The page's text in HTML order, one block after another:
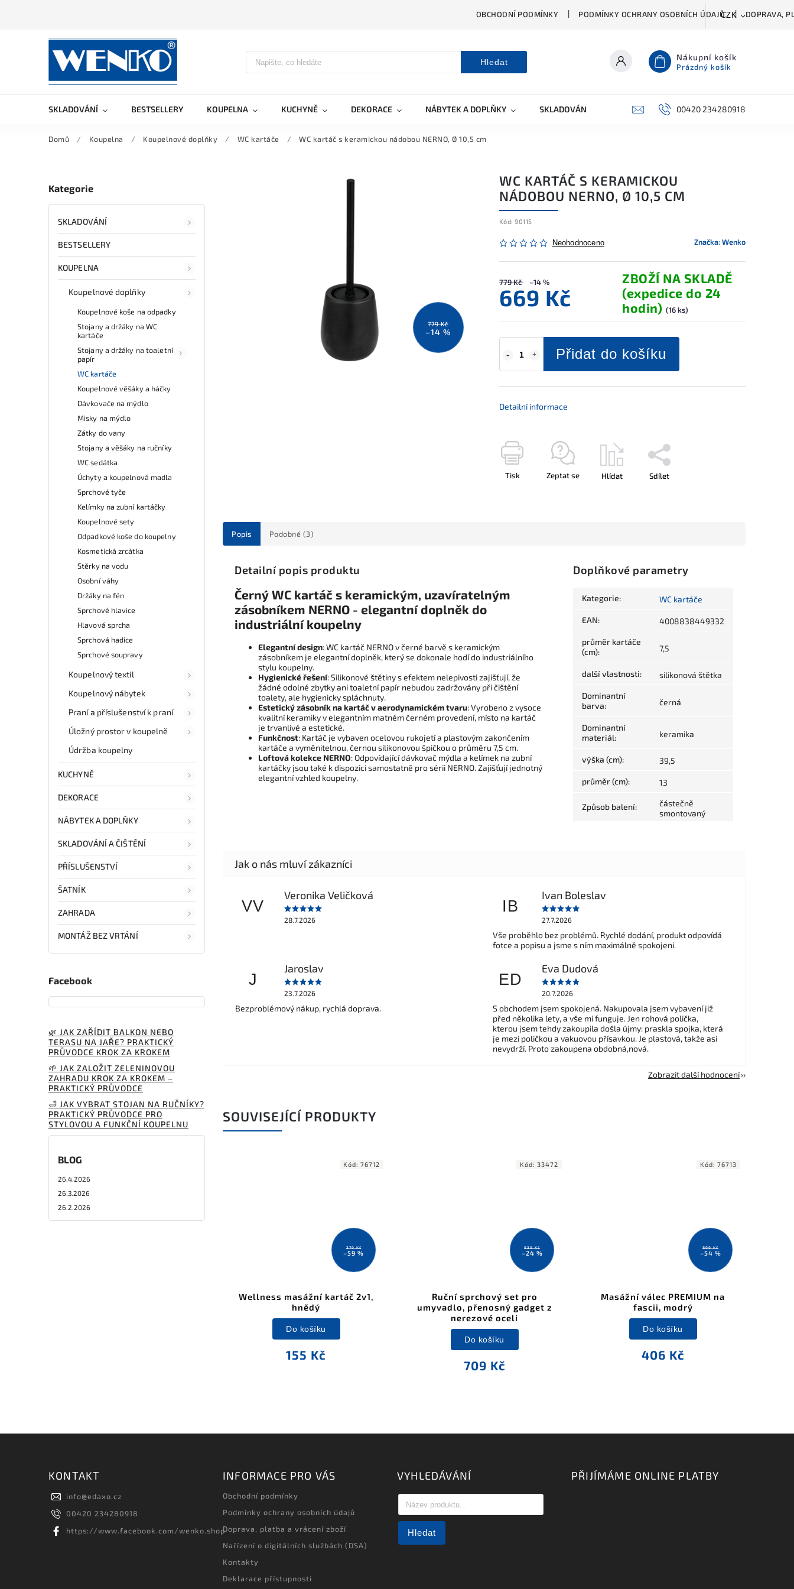
OBCHODNÍ PODMÍNKY PODMÍNKY OCHRANY OSOBNÍCH ÚDAJŮ DOPRAVA,
CZK
Hledat Nákupní košík
Prázdný košík
SKLADOVÁNÍ BESTSELLERY KOUPELNA KUCHYNĚ DEKORACE NÁBYTEK A DOPLŇKY SKLADOVÁNÍ A ČIŠTĚNÍ PŘÍSLUŠENSTVÍ
00420 234280918
Domů / Koupelna / Koupelnové doplňky / WC kartáče / WC kartáč s keramickou nádobou NERNO, Ø 10,5 cm
Kategorie
SKLADOVÁNÍ
BESTSELLERY
KOUPELNA
Koupelnové doplňky
Koupelnové koše na odpadky
Stojany a držáky na WC
kartáče
Stojany a držáky na toaletní
papír
WC kartáče
Koupelnové věšáky a háčky
Dávkovače na mýdlo
Misky na mýdlo
Zátky do vany
Stojany a věšáky na ručníky
WC sedátka
Úchyty a koupelnová madla
Sprchové tyče
Kelímky na zubní kartáčky
Koupelnové sety
Odpadkové koše do koupelny
Kosmetická zrcátka
Stěrky na vodu
Osobní váhy
Držáky na fén
Sprchové hlavice
Hlavová sprcha
Sprchová hadice
Sprchové soupravy
Koupelnový textil
Koupelnový nábytek
Praní a příslušenství k praní
Úložný prostor v koupelně
Údržba koupelny
KUCHYNĚ
DEKORACE
NÁBYTEK A DOPLŇKY
SKLADOVÁNÍ A ČIŠTĚNÍ
PŘÍSLUŠENSTVÍ
ŠATNÍK
ZAHRADA
MONTÁŽ BEZ VRTÁNÍ
Facebook
🌿 JAK ZAŘÍDIT BALKON NEBO
TERASU NA JAŘE? PRAKTICKÝ
PRŮVODCE KROK ZA KROKEM
🌱 JAK ZALOŽIT ZELENINOVOU
ZAHRADU KROK ZA KROKEM –
PRAKTICKÝ PRŮVODCE
🛁 JAK VYBRAT STOJAN NA RUČNÍKY?
PRAKTICKÝ PRŮVODCE PRO
STYLOVOU A FUNKČNÍ KOUPELNU
BLOG
26.4.2026
26.3.2026
26.2.2026
779 Kč
–14 %
WC KARTÁČ S KERAMICKOU
NÁDOBOU NERNO, Ø 10,5 CM
Kód: 90115
Neohodnoceno Značka:Wenko
779 Kč –14 %
669 Kč
ZBOŽÍ NA SKLADĚ
(expedice do 24
hodin) (16 ks)
Přidat do košíku
Detailní informace
Tisk Zeptat se Hlídat Sdílet
Popis Podobné (3)
Detailní popis produktu
Černý WC kartáč s keramickým, uzavíratelným
zásobníkem NERNO - elegantní doplněk do
industriální koupelny
Elegantní design: WC kartáč NERNO v černé barvě s keramickým
zásobníkem je elegantní doplněk, který se dokonale hodí do industriálního
stylu koupelny.
Hygienické řešení: Silikonové štětiny s efektem nelepivosti zajišťují, že
žádné odolné zbytky ani toaletní papír nebudou zadržovány při čištění
toalety, ale hygienicky spláchnuty.
Estetický zásobník na kartáč v aerodynamickém tvaru: Vyrobeno z vysoce
kvalitní keramiky v elegantním matném černém provedení, místo na kartáč
je trvanlivé a estetické.
Funkčnost: Kartáč je vybaven ocelovou rukojetí a plastovým zakončením
kartáče a vyměnitelnou, černou silikonovou špičkou o průměru 7,5 cm.
Loftová kolekce NERNO: Odpovídající dávkovač mýdla a kelímek na zubní
kartáčky jsou také k dispozici samostatně pro sérii NERNO. Zajišťují jednotný
elegantní vzhled koupelny.
Doplňkové parametry
Kategorie: WC kartáče
EAN: 4008838449332
průměr kartáče
(cm): 7,5
další vlastnosti: silikonová štětka
Dominantní
barva: černá
Dominantní
materiál: keramika
výška (cm): 39,5
průměr (cm): 13
Způsob balení:
částečně
smontovaný
VV
Veronika Veličková
28.7.2026
IB
Ivan Boleslav
27.7.2026
Vše proběhlo bez problémů. Rychlé dodání, produkt odpovídá
fotce a popisu a jsme s ním maximálně spokojeni.
J
Jaroslav
23.7.2026
Bezproblémový nákup, rychlá doprava.
ED
Eva Dudová
20.7.2026
S obchodem jsem spokojená. Nakupovala jsem vybavení již
před několika lety, a vše mi funguje. Jen rohová polička,
kterou jsem tehdy zakoupila došla újmy: praskla spojka, která
je mezi poličkou a vakuovou přísavkou. Je plastová, takže asi
nevydrží. Proto zakoupena obdobná,nová.
Zobrazit další hodnocení
SOUVISEJÍCÍ PRODUKTY
379 Kč
–59 %
Wellness masážní kartáč 2v1,
hnědý
155 Kč
Do košíku
Kód: 76712
939 Kč
–24 %
Ruční sprchový set pro
umyvadlo, přenosný gadget z
nerezové oceli
709 Kč
Do košíku
Kód: 33472
899 Kč
–54 %
Masážní válec PREMIUM na
fascii, modrý
406 Kč
Do košíku
Kód: 76713
KONTAKT
info@edaxo.cz
00420 234280918
https://www.facebook.com/wenko.shop
INFORMACE PRO VÁS
Obchodní podmínky
Podmínky ochrany osobních údajů
Doprava, platba a vrácení zboží
Nařízení o digitálních službách (DSA)
Kontakty
Deklarace přístupnosti
VYHLEDÁVÁNÍ
Hledat
PŘIJÍMÁME ONLINE PLATBY